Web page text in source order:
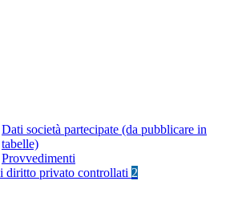
Dati società partecipate (da pubblicare in
tabelle)
Provvedimenti
diritto privato controllati 2